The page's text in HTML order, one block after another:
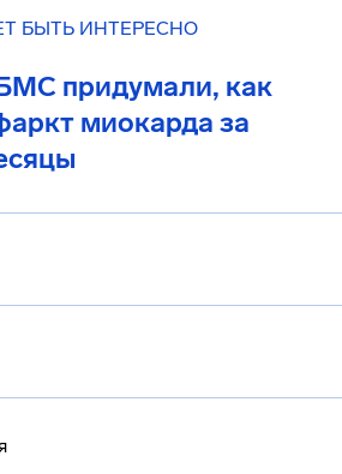
БЫТЬ ИНТЕРЕСНО
придумали, как
миокарда за